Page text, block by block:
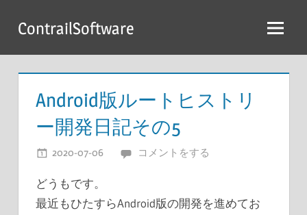
ContrailSoftware
Android版ルートヒストリ
ー開発日記その5
2020-07-06 開発者
コメントをする
どうもです。
最近もひたすらAndroid版の開発を進めてお